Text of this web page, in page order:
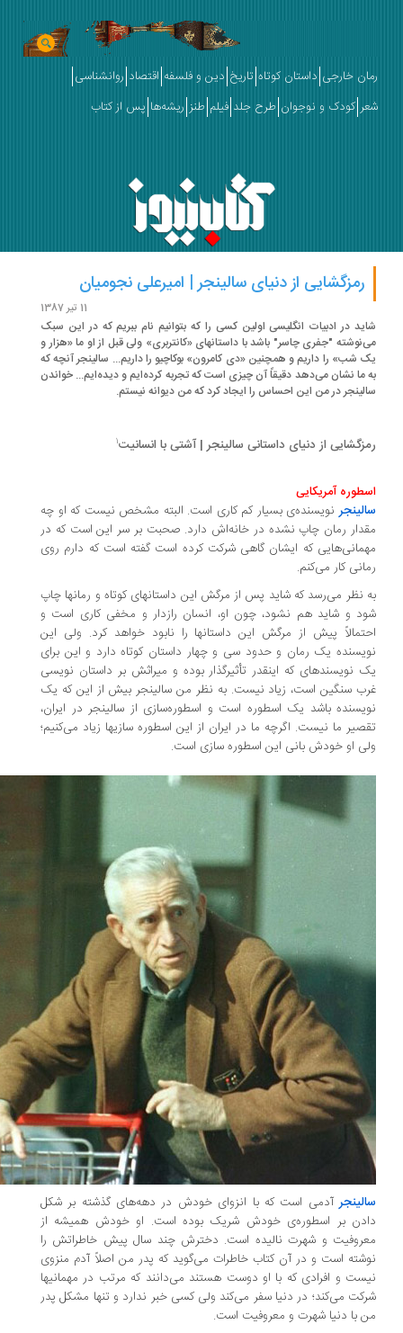
خارجی داستان کوتاه تاریخ دین و فلسفه اقتصاد روانشناسی
کودک و نوجوان طرح جلد فیلم طنز ریشه‌ها پس از کتاب
رمزگشایی از دنیای سالینجر | امیرعلی نجومیان
در ادبیات انگلیسی اولین کسی را که بتوانیم نام ببریم که در این سبک
"جفری چاسر" باشد با داستان­های «کانتربری» ولی قبل از او ما «هزار و
شب» را داریم و همچنین «دی کامرون» بوکاچیو را داریم... سالینجر آنچه که
ما نشان می‌دهد دقیقاً آن چیزی است که تجربه کرده­‌ایم و دیده­‌ایم... خواندن
در من این احساس را ایجاد کرد که من دیوانه نیستم.
از دنیای داستانی سالینجر | آشتی با انسانیت1
آمریکایی
نویسنده‌ی بسیار کم کاری است. البته مشخص نیست که او چه
رمان چاپ نشده در خانه‌­اش دارد. صحبت بر سر این است که در
که ایشان گاهی شرکت کرده است گفته است که دارم روی
کار می‌کنم.
نظر می‌رسد که شاید پس از مرگش این داستان­های کوتاه و رمان­ها چاپ
و شاید هم نشود، چون او، انسان رازدار و مخفی کاری است و
پیش از مرگش این داستان­ها را نابود خواهد کرد. ولی این
یک رمان و حدود سی و چهار داستان کوتاه دارد و این برای
نویسنده­ای که این­قدر تأثیرگذار بوده و میراثش بر داستان نویسی
سنگین است، زیاد نیست. به نظر من سالینجر بیش از این­ که یک
باشد یک اسطوره است و اسطوره‌سازی از سالینجر در ایران،
ما نیست. اگرچه ما در ایران از این اسطوره­ سازی­ها زیاد می‌کنیم؛
او خودش بانی این اسطوره سازی است.
آدمی است که با انزوای خودش در دهه‌های گذشته بر شکل
بر اسطوره‌ی خودش شریک بوده است. او خودش همیشه از
و شهرت نالیده است. دخترش چند سال پیش خاطراتش را
است و در آن کتاب خاطرات می‌گوید که پدر من اصلاً آدم منزوی
و افرادی که با او دوست هستند می‌دانند که مرتب در مهمانی­ها
می‌کند؛ در دنیا سفر می‌کند ولی کسی خبر ندارد و تنها مشکل پدر
با دنیا شهرت و معروفیت است.